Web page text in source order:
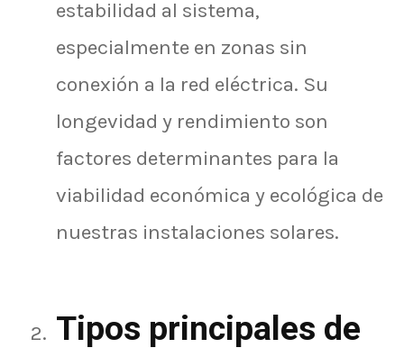
estabilidad al sistema,
especialmente en zonas sin
conexión a la red eléctrica. Su
longevidad y rendimiento son
factores determinantes para la
viabilidad económica y ecológica de
nuestras instalaciones solares.
Tipos principales de